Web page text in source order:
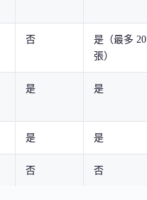
否
是（最多 20
張）
是 是
是 是
否 否